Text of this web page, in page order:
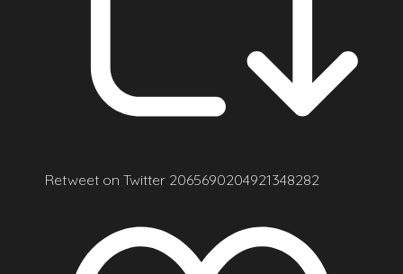
Retweet on Twitter 2065690204921348282